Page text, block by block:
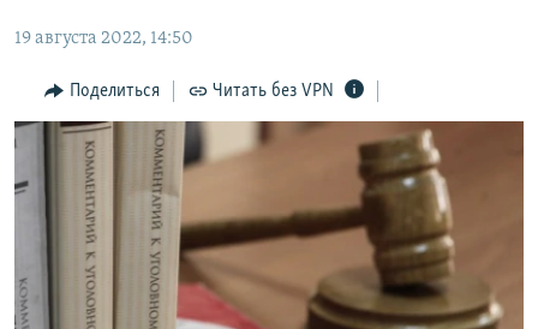
Вернутся
поиску
ИНТЕРАКТИВ
ИНФОГРАФИКА
ТЕЛЕПРОЕКТ КРЫМ.РЕАЛИИ
СОВЕТЫ ПРАВОЗАЩИТНИКОВ
ПРОПАВШИЕ БЕЗ ВЕСТИ
ПОБЕДИТЕЛЕЙ НЕ СУДЯТ?
КРЫМ.НЕПОКОРЕННЫЙ
РАДІО СВОБОДА
КАК ОБОЙТИ БЛОКИРОВКУ
Українською
Qırımtatar
ПРИСОЕДИНЯЙТЕСЬ!
19 августа 2022, 14:50
Поделиться Читать без VPN